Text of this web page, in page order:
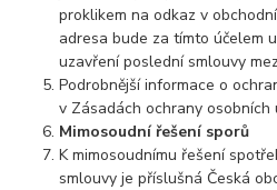
proklikem na odkaz v
adresa bude za tímto účelem
uzavření poslední smlouvy
Podrobnější informace o
v Zásadách ochrany osobních
Mimosoudní řešení sporů
K mimosoudnímu řešení
smlouvy je příslušná Česká